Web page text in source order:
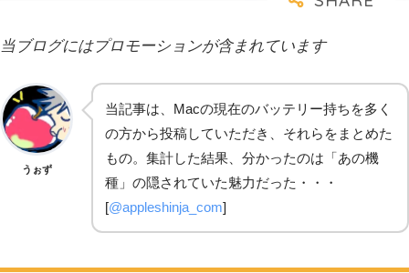
当ブログにはプロモーションが含まれています
うぉず
当記事は、Macの現在のバッテリー持ちを多く
の方から投稿していただき、それらをまとめた
もの。集計した結果、分かったのは「あの機
種」の隠されていた魅力だった・・・
[@appleshinja_com]